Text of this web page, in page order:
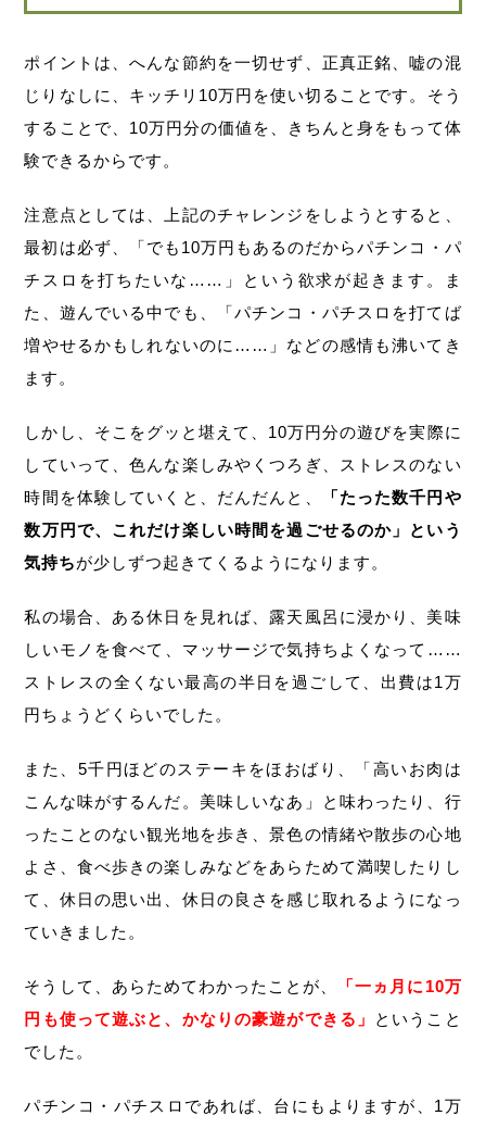
ポイントは、へんな節約を一切せず、正真正銘、嘘の混
じりなしに、キッチリ10万円を使い切ることです。そう
することで、10万円分の価値を、きちんと身をもって体
験できるからです。
注意点としては、上記のチャレンジをしようとすると、
最初は必ず、「でも10万円もあるのだからパチンコ・パ
チスロを打ちたいな……」という欲求が起きます。ま
た、遊んでいる中でも、「パチンコ・パチスロを打てば
増やせるかもしれないのに……」などの感情も沸いてき
ます。
しかし、そこをグッと堪えて、10万円分の遊びを実際に
していって、色んな楽しみやくつろぎ、ストレスのない
時間を体験していくと、だんだんと、
「たった数千円や
数万円で、これだけ楽しい時間を過ごせるのか」という
気持ちが少しずつ起きてくるようになります。
私の場合、ある休日を見れば、露天風呂に浸かり、美味
しいモノを食べて、マッサージで気持ちよくなって……
ストレスの全くない最高の半日を過ごして、出費は1万
円ちょうどくらいでした。
また、5千円ほどのステーキをほおばり、「高いお肉は
こんな味がするんだ。美味しいなあ」と味わったり、行
ったことのない観光地を歩き、景色の情緒や散歩の心地
よさ、食べ歩きの楽しみなどをあらためて満喫したりし
て、休日の思い出、休日の良さを感じ取れるようになっ
ていきました。
そうして、あらためてわかったことが、
「一ヵ月に10万
円も使って遊ぶと、かなりの豪遊ができる」
ということ
でした。
パチンコ・パチスロであれば、台にもよりますが、1万